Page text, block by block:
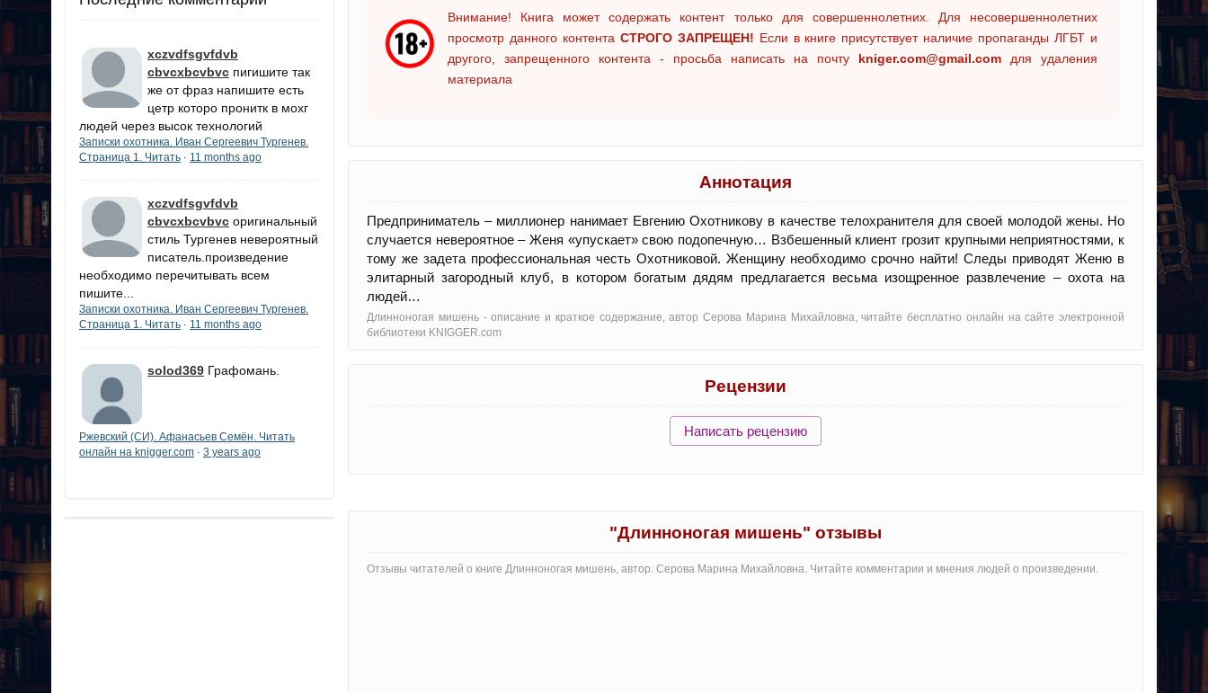
xczvdfsgvfdvb
cbvcxbcvbvc пигишите так
же от фраз напишите есть
цетр которо пронитк в мохг
людей через высок технологий
Записки охотника. Иван Сергеевич Тургенев.
Страница 1. Читать · 11 months ago
xczvdfsgvfdvb
cbvcxbcvbvc оригинальный
стиль Тургенев невероятный
писатель.произведение
необходимо перечитывать всем
пишите...
Записки охотника. Иван Сергеевич Тургенев.
Страница 1. Читать · 11 months ago
solod369 Графомань.
Ржевский (СИ). Афанасьев Семён. Читать
онлайн на knigger.com · 3 years ago
Внимание! Книга может содержать контент только для совершеннолетних. Для несовершеннолетних
просмотр данного контента СТРОГО ЗАПРЕЩЕН! Если в книге присутствует наличие пропаганды ЛГБТ и
другого, запрещенного контента - просьба написать на почту kniger.com@gmail.com для удаления
материала
Аннотация
Предприниматель – миллионер нанимает Евгению Охотникову в качестве телохранителя для своей молодой жены. Но
случается невероятное – Женя «упускает» свою подопечную… Взбешенный клиент грозит крупными неприятностями, к
тому же задета профессиональная честь Охотниковой. Женщину необходимо срочно найти! Следы приводят Женю в
элитарный загородный клуб, в котором богатым дядям предлагается весьма изощренное развлечение – охота на
людей…
Длинноногая мишень - oписание и краткое содержание, автор Серова Марина Михайловна, читайте бесплатно онлайн на сайте электронной
библиотеки KNIGGER.com
Рецензии
Написать рецензию
"Длинноногая мишень" отзывы
Отзывы читателей о книге Длинноногая мишень, автор: Серова Марина Михайловна. Читайте комментарии и мнения людей о произведении.